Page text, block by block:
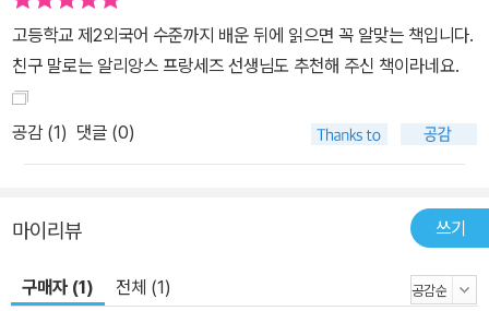
고등학교 제2외국어 수준까지 배운 뒤에 읽으면 꼭 알맞는 책입니다.
친구 말로는 알리앙스 프랑세즈 선생님도 추천해 주신 책이라네요.
공감 (1) 댓글 (0)
마이리뷰 쓰기
구매자 (1) 전체 (1)